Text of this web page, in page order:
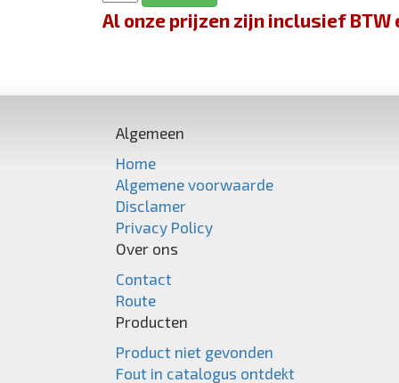
Al onze prijzen zijn inclusief
Algemeen
Home
Algemene voorwaarde
Disclamer
Privacy Policy
Over ons
Contact
Route
Producten
Product niet gevonden
Fout in catalogus ontdekt